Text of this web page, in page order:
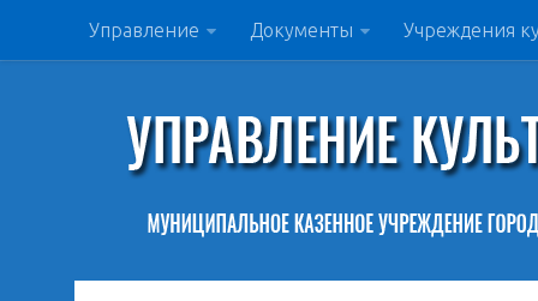
Управление Документы Учреждения